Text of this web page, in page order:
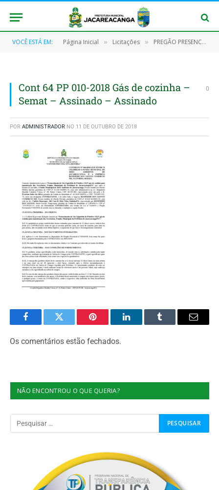
VOCÊ ESTÁ EM: Página Inicial » Licitações » PREGÃO PRESENCIAL Nº 010/2018 – PMJ
Cont 64 PP 010-2018 Gás de cozinha –
Semat – Assinado – Assinado
0
POR ADMINISTRADOR NO 11 DE OUTUBRO DE 2018
FacebookTwitter Pinterest O
Tumblr
E-
Os comentários estão fechados.
NÃO ENCONTROU O QUE QUERIA?